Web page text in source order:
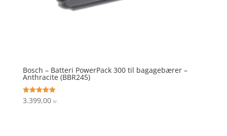
Bosch – Batteri PowerPack 300 til bagagebærer –
Anthracite (BBR245)
Vurderet
5
3.399,00 kr.